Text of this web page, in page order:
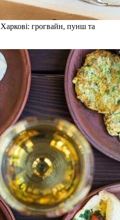
грогвайн, пунш та